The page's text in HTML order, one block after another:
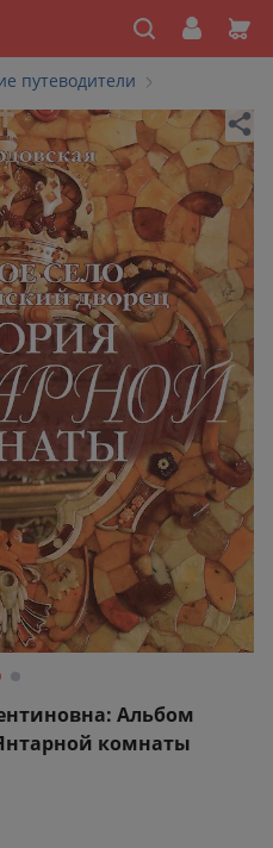
путеводители
Альбом
комнаты